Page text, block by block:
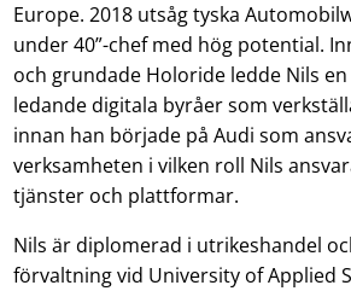
Europe. 2018 utsåg tyska
under 40”-chef med hög potential.
och grundade Holoride ledde Nils en
ledande digitala byråer som
innan han började på Audi som
verksamheten i vilken roll Nils
tjänster och plattformar.
Nils är diplomerad i utrikeshandel
förvaltning vid University of Applied